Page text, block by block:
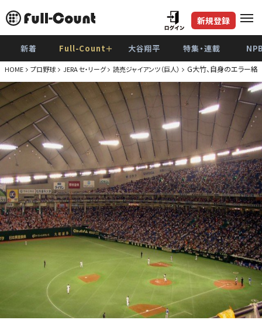
新規登録
新着 Full-Count＋ 大谷翔平 特集・連載
HOME プロ野球 JERA セ・リーグ 読売ジャイアンツ（巨人） G大竹、自身のエラー